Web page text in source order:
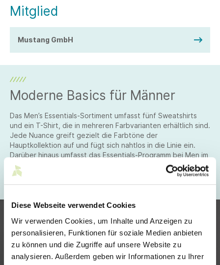
Diese Webseite verwendet Cookies
Wir verwenden Cookies, um Inhalte und Anzeigen zu
personalisieren, Funktionen für soziale Medien anbieten
zu können und die Zugriffe auf unsere Website zu
analysieren. Außerdem geben wir Informationen zu Ihrer
Mitglied
Mustang GmbH
Moderne Basics für Männer
Das Men’s Essentials-Sortiment umfasst fünf Sweatshirts
und ein T-Shirt, die in mehreren Farbvarianten erhältlich sind.
Jede Nuance greift gezielt die Farbtöne der
Hauptkollektion auf und fügt sich nahtlos in die Linie ein.
Darüber hinaus umfasst das Essentials-Programm bei Men im
Herbst 2025 nicht nur ein T-Shirt und Sweatshirts, sondern
auch sechs Basic-Strickteile, zwei Polo-Shirts (Slim/Regular)
und ein Longsleeve.